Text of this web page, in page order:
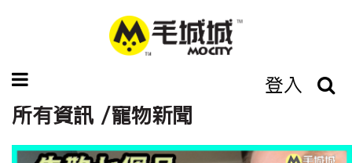
登入
所有資訊 /寵物新聞